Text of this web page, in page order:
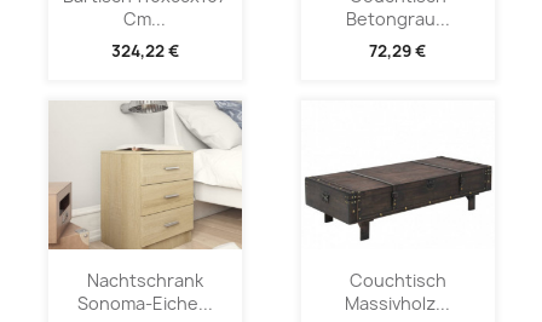
Cm...
324,22 €
Betongrau...
72,29 €
Nachtschrank
Sonoma-Eiche...
Couchtisch
Massivholz...